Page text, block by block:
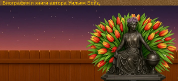
Биография и книги автора Уильям Бойд